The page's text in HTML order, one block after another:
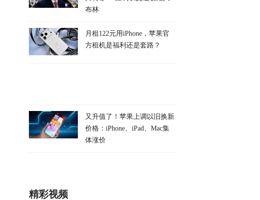
布林
月租122元用iPhone，苹果官
方租机是福利还是套路？
又升值了！苹果上调以旧换新
价格：iPhone、iPad、Mac集
体涨价
精彩视频